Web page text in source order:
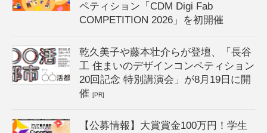
ペティション「CDM Digi Fab
COMPETITION 2026」を初開催
乾久美子や藤本壮介らが登壇、「長谷
工 住まいのデザインコンペティション
20回記念 特別講演会」が8月19日に開
催[PR]
【公募情報】大賞賞金100万円！学生